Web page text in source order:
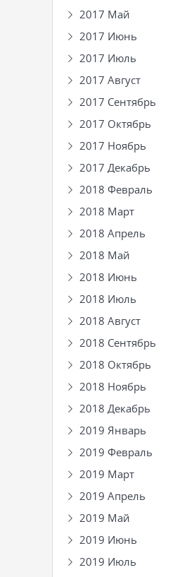
2017 Май
2017 Июнь
2017 Июль
2017 Август
2017 Сентябрь
2017 Октябрь
2017 Ноябрь
2017 Декабрь
2018 Февраль
2018 Март
2018 Апрель
2018 Май
2018 Июнь
2018 Июль
2018 Август
2018 Сентябрь
2018 Октябрь
2018 Ноябрь
2018 Декабрь
2019 Январь
2019 Февраль
2019 Март
2019 Апрель
2019 Май
2019 Июнь
2019 Июль